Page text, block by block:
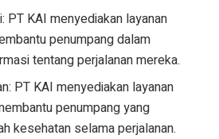
PT KAI menyediakan layanan
penumpang dalam
tentang perjalanan mereka.
PT KAI menyediakan layanan
penumpang yang
kesehatan selama perjalanan.